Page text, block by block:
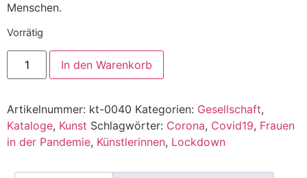
Menschen.
Vorrätig
In den Warenkorb
Artikelnummer: kt-0040 Kategorien: Gesellschaft,
Kataloge, Kunst Schlagwörter: Corona, Covid19, Frauen
in der Pandemie, Künstlerinnen, Lockdown